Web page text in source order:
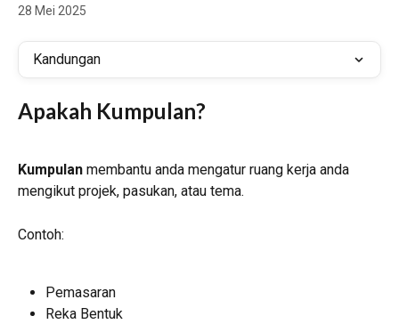
28 Mei 2025
Kandungan
Apakah Kumpulan?
Kumpulan membantu anda mengatur ruang kerja anda
mengikut projek, pasukan, atau tema.
Contoh:
Pemasaran
Reka Bentuk